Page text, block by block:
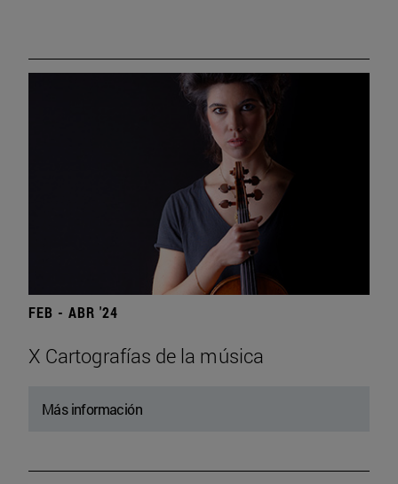
FEB - ABR '24
X Cartografías de la música
Más información